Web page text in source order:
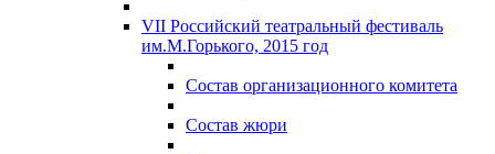
VII Российский театральный фестиваль
им.М.Горького, 2015 год
Состав организационного комитета
Состав жюри